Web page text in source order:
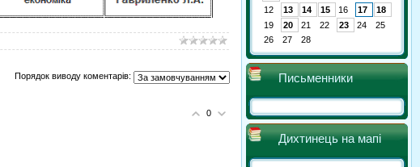
Порядок виводу коментарів:
0
12
13 14 15 16 17
18
19
20 21 22 23 24
25
26
27 28
Письменники
Дихтинець на мапі